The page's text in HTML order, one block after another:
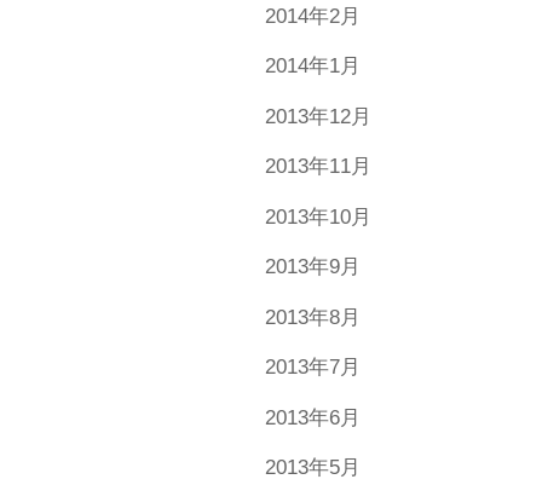
2014年2月
2014年1月
2013年12月
2013年11月
2013年10月
2013年9月
2013年8月
2013年7月
2013年6月
2013年5月